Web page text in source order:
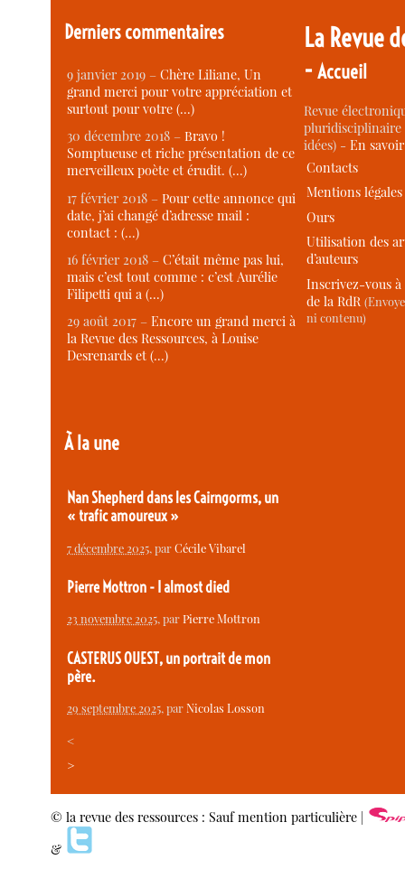
Derniers commentaires
9 janvier 2019 –Chère Liliane, Un
grand merci pour votre appréciation et
surtout pour votre (…)
30 décembre 2018 –Bravo !
Somptueuse et riche présentation de ce
merveilleux poète et érudit. (…)
17 février 2018 –Pour cette annonce qui
date, j’ai changé d’adresse mail :
contact : (…)
16 février 2018 –C’était même pas lui,
mais c’est tout comme : c’est Aurélie
Filipetti qui a (…)
29 août 2017 –Encore un grand merci à
la Revue des Ressources, à Louise
Desrenards et (…)
À la une
Nan Shepherd dans les Cairngorms, un
« trafic amoureux »
7 décembre 2025, parCécile Vibarel
Pierre Mottron - I almost died
23 novembre 2025, parPierre Mottron
CASTERUS OUEST, un portrait de mon
père.
29 septembre 2025, parNicolas Losson
<
>
La Revue
-Accueil
Revue
idées) -En
Contacts
Mentions légales
Ours
Utilisation des
d’auteurs
Inscrivez-vous
de la RdR
ni contenu)
© la revue des ressources : Sauf mention particulière |
&